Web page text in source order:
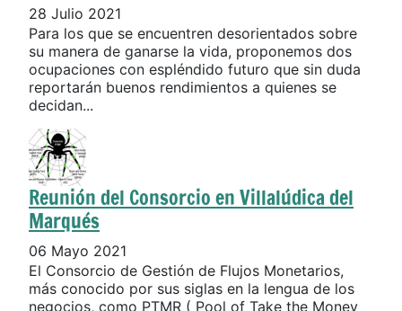
28 Julio 2021
Para los que se encuentren desorientados sobre
su manera de ganarse la vida, proponemos dos
ocupaciones con espléndido futuro que sin duda
reportarán buenos rendimientos a quienes se
decidan...
Reunión del Consorcio en Villalúdica del
Marqués
06 Mayo 2021
El Consorcio de Gestión de Flujos Monetarios,
más conocido por sus siglas en la lengua de los
negocios, como PTMR ( Pool of Take the Money